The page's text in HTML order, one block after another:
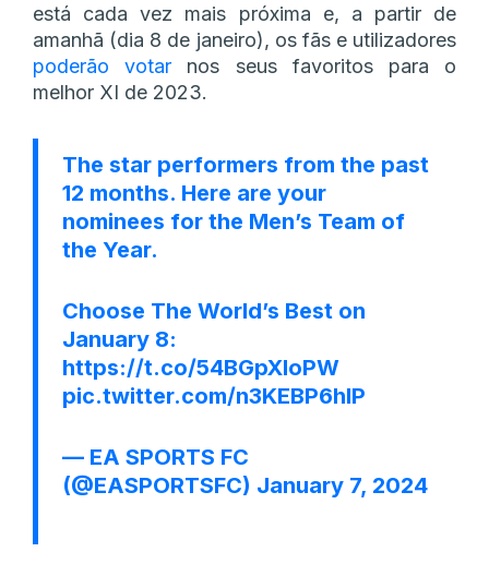
está cada vez mais próxima e, a partir de
amanhã (dia 8 de janeiro), os fãs e utilizadores
poderão votar nos seus favoritos para o
melhor XI de 2023.
The star performers from the past
12 months. Here are your
nominees for the Men’s Team of
the Year.
Choose The World’s Best on
January 8:
https://t.co/54BGpXIoPW
pic.twitter.com/n3KEBP6hIP
— EA SPORTS FC
(@EASPORTSFC) January 7, 2024